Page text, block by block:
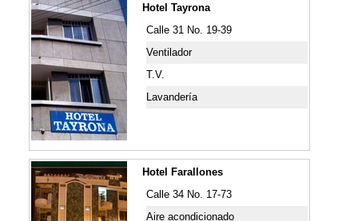
Hotel Tayrona
Calle 31 No. 19-39
Ventilador
T.V.
Lavandería
Hotel Farallones
Calle 34 No. 17-73
Aire acondicionado